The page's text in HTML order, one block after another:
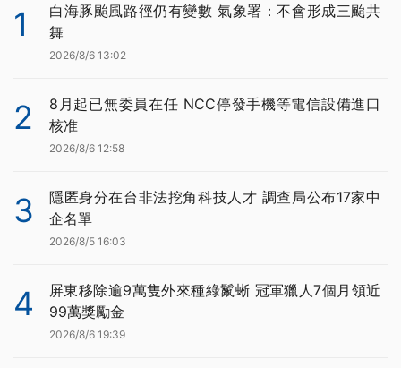
1
白海豚颱風路徑仍有變數 氣象署：不會形成三颱共
舞
2026/8/6 13:02
2
8月起已無委員在任 NCC停發手機等電信設備進口
核准
2026/8/6 12:58
3
隱匿身分在台非法挖角科技人才 調查局公布17家中
企名單
2026/8/5 16:03
4
屏東移除逾9萬隻外來種綠鬣蜥 冠軍獵人7個月領近
99萬獎勵金
2026/8/6 19:39